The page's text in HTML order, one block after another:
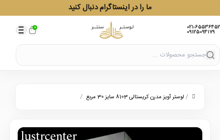
ما را در اینستاگرام دنبال کنید
021-65536452
09125094179
0
/ لوستر آویز مدرن کریستالی 8103 سایز 30 مربع /